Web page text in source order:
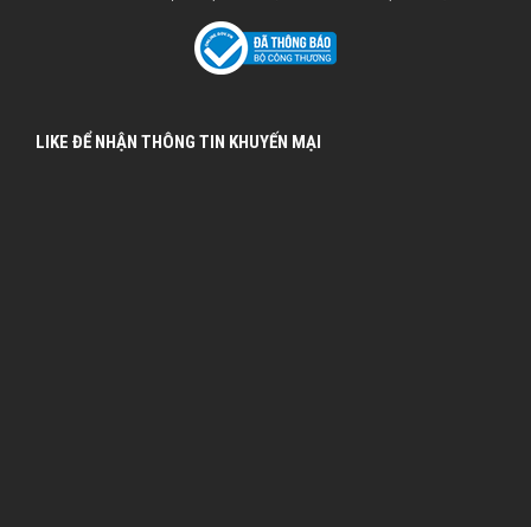
LIKE ĐỂ NHẬN THÔNG TIN KHUYẾN MẠI